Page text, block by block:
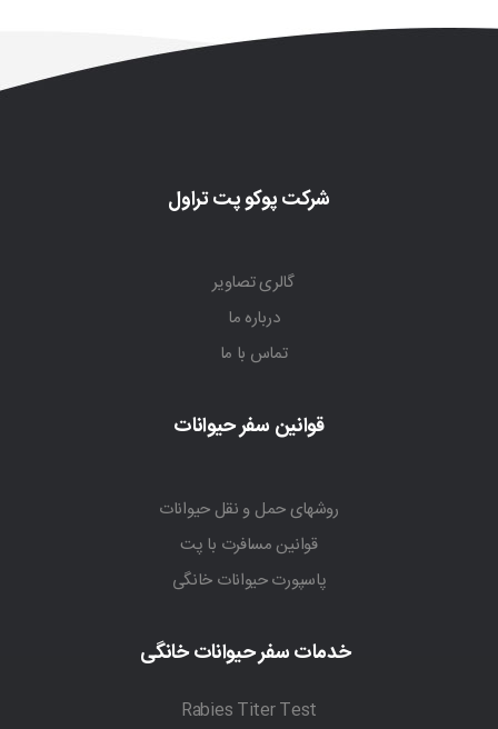
شرکت پوکو پت تراول
گالری تصاویر
درباره ما
تماس با ما
قوانین سفر حیوانات
روشهای حمل و نقل حیوانات
قوانین مسافرت با پت
پاسپورت حیوانات خانگی
خدمات سفر حیوانات خانگی
Rabies Titer Test